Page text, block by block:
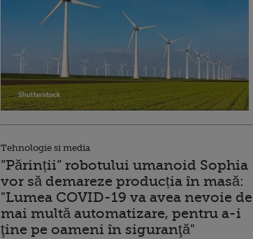
Tehnologie si media
”Părinții” robotului umanoid Sophia
vor să demareze producția în masă:
"Lumea COVID-19 va avea nevoie de
mai multă automatizare, pentru a-i
ţine pe oameni în siguranţă"